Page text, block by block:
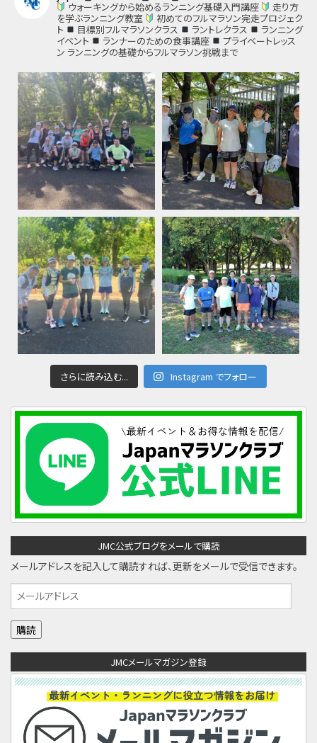
ウォーキングから始めるランニング基礎入門講座
走り方
を学ぶランニング教室
初めてのフルマラソン完走プロジェク
ト
目標別フルマラソンクラス ラントレクラス
ランニング
イベント
ランナーのための食事講座
プライベートレッス
ン ランニングの基礎からフルマラソン挑戦まで
さらに読み込む... Instagram でフォロー
JMC公式ブログをメールで購読
メールアドレスを記入して購読すれば、更新をメールで受信できます。
メ
ー
ル
レ
JMCメールマガジン登録